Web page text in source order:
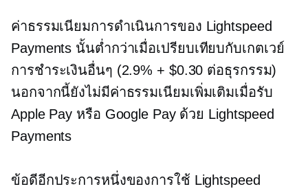
ค่าธรรมเนียมการดำเนินการของ Lightspeed
Payments นั้นต่ำกว่าเมื่อเปรียบเทียบกับเกตเวย์
การชำระเงินอื่นๆ (2.9% + $0.30 ต่อธุรกรรม)
นอกจากนี้ยังไม่มีค่าธรรมเนียมเพิ่มเติมเมื่อรับ
Apple Pay หรือ Google Pay ด้วย Lightspeed
Payments
ข้อดีอีกประการหนึ่งของการใช้ Lightspeed